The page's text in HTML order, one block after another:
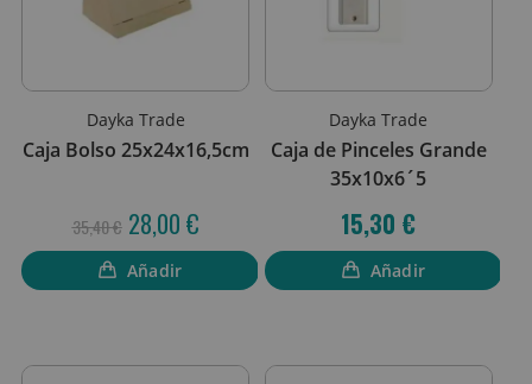
Dayka Trade
Caja Bolso 25x24x16,5cm
35,40€ 28,00 €
Añadir
Dayka Trade
Caja de Pinceles Grande
35x10x6´5
15,30 €
Añadir